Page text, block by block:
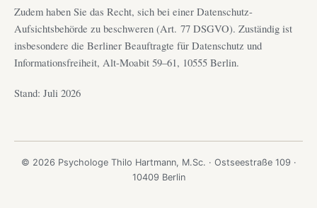
Zudem haben Sie das Recht, sich bei einer Datenschutz-
Aufsichtsbehörde zu beschweren (Art. 77 DSGVO). Zuständig ist
insbesondere die Berliner Beauftragte für Datenschutz und
Informationsfreiheit, Alt-Moabit 59–61, 10555 Berlin.
Stand: Juli 2026
© 2026 Psychologe Thilo Hartmann, M.Sc. · Ostseestraße 109 ·
10409 Berlin